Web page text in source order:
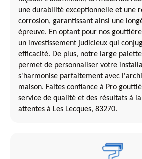
une durabilité exceptionnelle et une
corrosion, garantissant ainsi une
épreuve. En optant pour nos
un investissement judicieux qui
efficacité. De plus, notre large
permet de personnaliser votre
s'harmonise parfaitement avec
maison. Faites confiance à Pro
service de qualité et des résultats à
attentes à Les Lecques, 83270.